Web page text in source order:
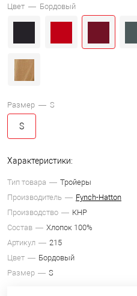
Цвет — Бордовый
Размер — S
S
Характеристики:
Тип товара
Тройеры
Производитель
Fynch-Hatton
Производство
КНР
Состав
Хлопок 100%
Артикул
215
Цвет
Бордовый
Размер
S